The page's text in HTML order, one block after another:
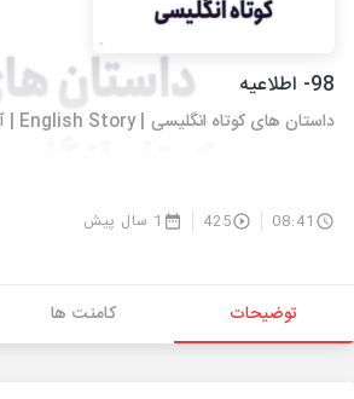
98- اطلاعیه
داستان های کوتاه انگلیسی | English Story | آموزش زبان انگلیسی
08:41
425 1 سال پیش
توضیحات کامنت ها